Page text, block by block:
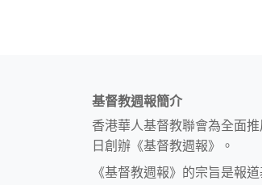
基督教週報簡介
香港華人基督教聯會為全面
日創辦《基督教週報》。
《基督教週報》的宗旨是報